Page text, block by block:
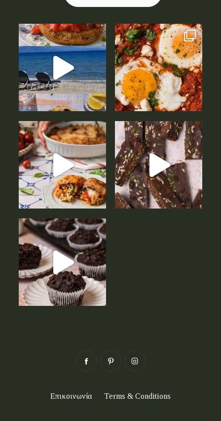
Επικοινωνία Terms & Conditions